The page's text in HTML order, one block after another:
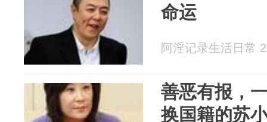
命运
阿淫记录生活日常
善恶有报，
换国籍的苏